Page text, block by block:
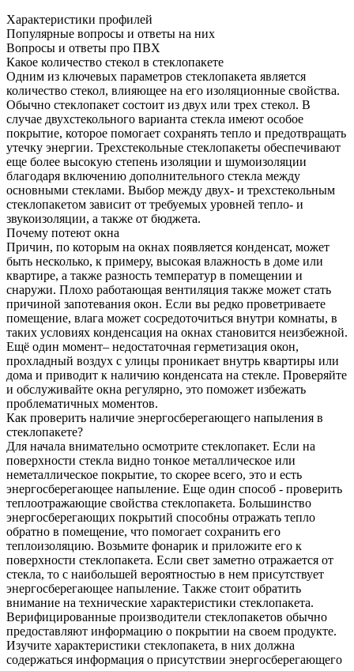
Характеристики профилей
Популярные вопросы и ответы на них
Вопросы и ответы про ПВХ
Какое количество стекол в стеклопакете
Одним из ключевых параметров стеклопакета является
количество стекол, влияющее на его изоляционные свойства.
Обычно стеклопакет состоит из двух или трех стекол. В
случае двухстекольного варианта стекла имеют особое
покрытие, которое помогает сохранять тепло и предотвращать
утечку энергии. Трехстекольные стеклопакеты обеспечивают
еще более высокую степень изоляции и шумоизоляции
благодаря включению дополнительного стекла между
основными стеклами. Выбор между двух- и трехстекольным
стеклопакетом зависит от требуемых уровней тепло- и
звукоизоляции, а также от бюджета.
Почему потеют окна
Причин, по которым на окнах появляется конденсат, может
быть несколько, к примеру, высокая влажность в доме или
квартире, а также разность температур в помещении и
снаружи. Плохо работающая вентиляция также может стать
причиной запотевания окон. Если вы редко проветриваете
помещение, влага может сосредоточиться внутри комнаты, в
таких условиях конденсация на окнах становится неизбежной.
Ещё один момент– недостаточная герметизация окон,
прохладный воздух с улицы проникает внутрь квартиры или
дома и приводит к наличию конденсата на стекле. Проверяйте
и обслуживайте окна регулярно, это поможет избежать
проблематичных моментов.
Как проверить наличие энергосберегающего напыления в
стеклопакете?
Для начала внимательно осмотрите стеклопакет. Если на
поверхности стекла видно тонкое металлическое или
неметаллическое покрытие, то скорее всего, это и есть
энергосберегающее напыление. Еще один способ - проверить
теплоотражающие свойства стеклопакета. Большинство
энергосберегающих покрытий способны отражать тепло
обратно в помещение, что помогает сохранить его
теплоизоляцию. Возьмите фонарик и приложите его к
поверхности стеклопакета. Если свет заметно отражается от
стекла, то с наибольшей вероятностью в нем присутствует
энергосберегающее напыление. Также стоит обратить
внимание на технические характеристики стеклопакета.
Верифицированные производители стеклопакетов обычно
предоставляют информацию о покрытии на своем продукте.
Изучите характеристики стеклопакета, в них должна
содержаться информация о присутствии энергосберегающего